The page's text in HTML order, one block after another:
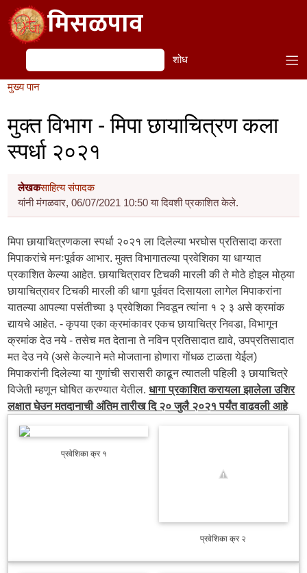
Skip to main contentमिसळपाव
शोध शोध
मुख्य पान
मुक्त विभाग - मिपा छायाचित्रण कला
स्पर्धा २०२१
लेखकसाहित्य संपादक
यांनी मंगळवार, 06/07/2021 10:50 या दिवशी प्रकाशित केले.
मिपा छायाचित्रणकला स्पर्धा २०२१ ला दिलेल्या भरघोस प्रतिसादा करता
मिपाकरांचे मनःपूर्वक आभार. मुक्त विभागातल्या प्रवेशिका या धाग्यात
प्रकाशित केल्या आहेत. छायाचित्रावर टिचकी मारली की ते मोठे होइल मोठ्या
छायाचित्रावर टिचकी मारली की धागा पूर्ववत दिसायला लागेल मिपाकरांना
यातल्या आपल्या पसंतीच्या ३ प्रवेशिका निवडून त्यांना १ २ ३ असे क्रमांक
द्यायचे आहेत. - कृपया एका क्रमांकावर एकच छायाचित्र निवडा, विभागून
क्रमांक देउ नये - तसेच मत देताना ते नविन प्रतिसादात द्यावे, उपप्रतिसादात
मत देउ नये (असे केल्याने मते मोजताना होणारा गोंधळ टाळता येईल)
मिपाकरांनी दिलेल्या या गुणांची सरासरी काढून त्यातली पहिली ३ छायाचित्रे
विजेती म्हणून घोषित करण्यात येतील.धागा प्रकाशित करायला झालेला उशिर
लक्षात घेउन मतदानाची अंतिम तारीख दि २० जुलै २०२१ पर्यंत वाढवली आहे
प्रवेशिका क्र १
प्रवेशिका क्र २